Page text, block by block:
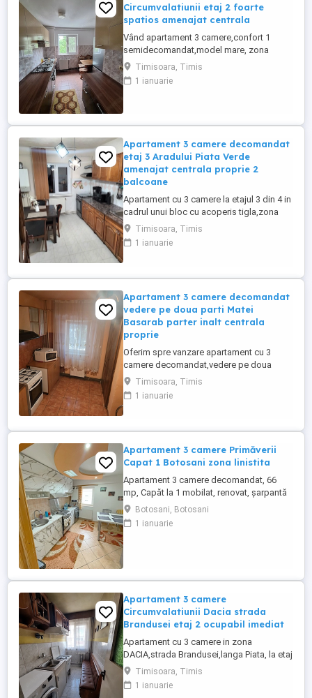
Circumvalatiunii etaj 2 foarte
spatios amenajat centrala
Vând apartament 3 camere,confort 1
semidecomandat,model mare, zona
Circumvalatiunii,in apropiere de Gheorghe
Lazar. Apartamentul are o suprafata de
64mp utili si este situat la etajul 2 in cadrul
bucatarie spatioasa ...
Timisoara, Timis
1 ianuarie
Apartament 3 camere decomandat
etaj 3 Aradului Piata Verde
amenajat centrala proprie 2
balcoane
Apartament cu 3 camere la etajul 3 din 4 in
cadrul unui bloc cu acoperis tigla,zona
Aradului decomandat,vedere pe 2
parti,doua apartamente pe etaj,scara
luminoasa si curata.Apartamentul este
Timisoara, Timis
1 ianuarie
Apartament 3 camere decomandat
vedere pe doua parti Matei
Basarab parter inalt centrala
proprie
Oferim spre vanzare apartament cu 3
camere decomandat,vedere pe doua
parti,fata spate,in cea mai ravnita zona
rezidentiala de blocuri din Timisoara,zona
Matei Basarab,langa Pizzeria Giovana.
Timisoara, Timis
1 ianuarie
Apartament 3 camere Primăverii
Capat 1 Botosani zona linistita
Apartament 3 camere decomandat, 66
mp, Capăt la 1 mobilat, renovat, șarpantă
Se oferă spre vânzare apartament cu 3
camere, decomandat, situat în zona Capăt
la 1, una dintre zonele apreciate din
Botosani, Botosani
1 ianuarie
Apartament 3 camere
Circumvalatiunii Dacia strada
Brandusei etaj 2 ocupabil imediat
Apartament cu 3 camere in zona
DACIA,strada Brandusei,langa Piata, la etaj
2 in cadrul unui bloc cu 4 etaje si acoperis
tigla.Apartamentul este un apartament de
mijloc,iar ca structura este impartit astfel:
Timisoara, Timis
1 ianuarie